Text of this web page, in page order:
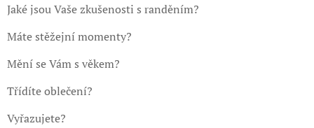
Jaké jsou Vaše zkušenosti s randěním?
Máte stěžejní momenty?
Mění se Vám s věkem?
Třídíte oblečení?
Vyřazujete?